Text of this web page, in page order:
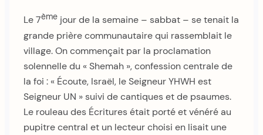
Le 7ème jour de la semaine – sabbat – se tenait la
grande prière communautaire qui rassemblait le
village. On commençait par la proclamation
solennelle du « Shemah », confession centrale de
la foi : « Écoute, Israël, le Seigneur YHWH est
Seigneur UN » suivi de cantiques et de psaumes.
Le rouleau des Écritures était porté et vénéré au
pupitre central et un lecteur choisi en lisait une